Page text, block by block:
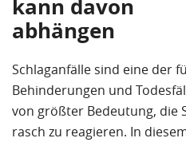
kann davon
abhängen
Schlaganfälle sind eine der
Behinderungen und
von größter Bedeutung, die
rasch zu reagieren. In